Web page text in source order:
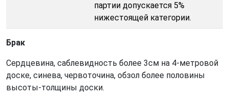
партии допускается 5%
нижестоящей категории.
Брак
Cердцевина, саблевидность более 3см на 4-метровой
доске, синева, червоточина, обзол более половины
высоты-толщины доски.